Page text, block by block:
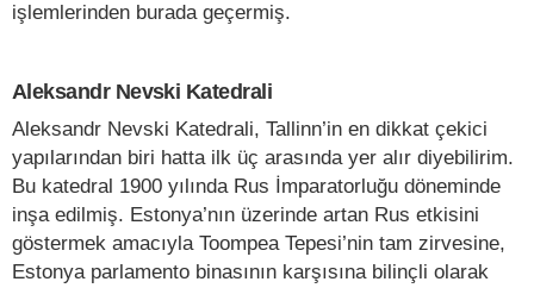
işlemlerinden burada geçermiş.
Aleksandr Nevski Katedrali
Aleksandr Nevski Katedrali, Tallinn’in en dikkat çekici
yapılarından biri hatta ilk üç arasında yer alır diyebilirim.
Bu katedral 1900 yılında Rus İmparatorluğu döneminde
inşa edilmiş. Estonya’nın üzerinde artan Rus etkisini
göstermek amacıyla Toompea Tepesi’nin tam zirvesine,
Estonya parlamento binasının karşısına bilinçli olarak